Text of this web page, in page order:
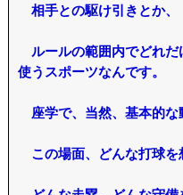
相手との駆け引きとか、
ルールの範囲内でどれだ
使うスポーツなんです。
座学で、当然、基本的な
この場面、どんな打球を